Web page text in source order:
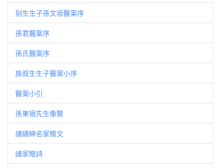
刻生生子孫文垣醫案序
孫君醫案序
孫氏醫案序
族叔生生子醫案小序
醫案小引
孫東宿先生像贊
諸縉紳名家贈文
諸家贈詩